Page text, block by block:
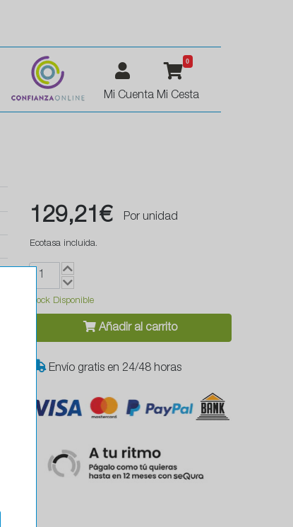
Mi Cuenta
0
Mi Cesta
129,21€ Por unidad
Ecotasa incluida.
Stock Disponible
Añadir al carrito
Envío gratis en 24/48 horas